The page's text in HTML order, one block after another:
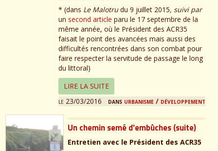
le 23/03/2016 dans urbanisme / développement
* (dans Le Malotrudu 9 juillet 2015, suivi par
un second article paru le 17 septembre de la
même année, où le Président des ACR35
faisait le point des avancées mais aussi des
difficultés rencontrées dans son combat pour
faire respecter la servitude de passage le long
du littoral)
LIRE LA SUITE
Un chemin semé d'embûches (suite)
Entretien avec le Président des ACR35